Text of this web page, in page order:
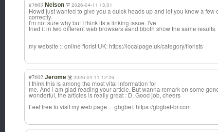
#7603 Nelson 2026-04-11 13:01
Howd just wanted to give you a quick heads up and let you know a few
correctly.
I'm not sure why but I think its a linking issue. I've
tried it in two different web browsers aand bboth show the same results.
my website :: online florist UK: https://localpage.uk/category/florists
#7602 Jerome 2026-04-11 12:26
I think this is among the most vital information for
me. And i am glad reading your article. But wanna remark on some
wonderful, the articles is really great : D. Good job, cheers
Feel free to visit my web page ... gbgbet: https://gbgbet-br.com